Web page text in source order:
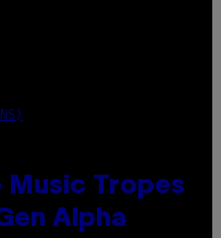
Music Tropes
Alpha